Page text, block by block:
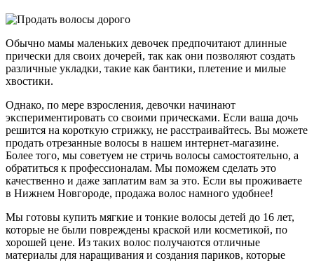
Обычно мамы маленьких девочек предпочитают длинные
прически для своих дочерей, так как они позволяют создать
различные укладки, такие как бантики, плетение и милые
хвостики.
Однако, по мере взросления, девочки начинают
экспериментировать со своими прическами. Если ваша дочь
решится на короткую стрижку, не расстраивайтесь. Вы можете
продать отрезанные волосы в нашем интернет-магазине.
Более того, мы советуем не стричь волосы самостоятельно, а
обратиться к профессионалам. Мы поможем сделать это
качественно и даже заплатим вам за это. Если вы проживаете
в Нижнем Новгороде, продажа волос намного удобнее!
Мы готовы купить мягкие и тонкие волосы детей до 16 лет,
которые не были повреждены краской или косметикой, по
хорошей цене. Из таких волос получаются отличные
материалы для наращивания и создания париков, которые